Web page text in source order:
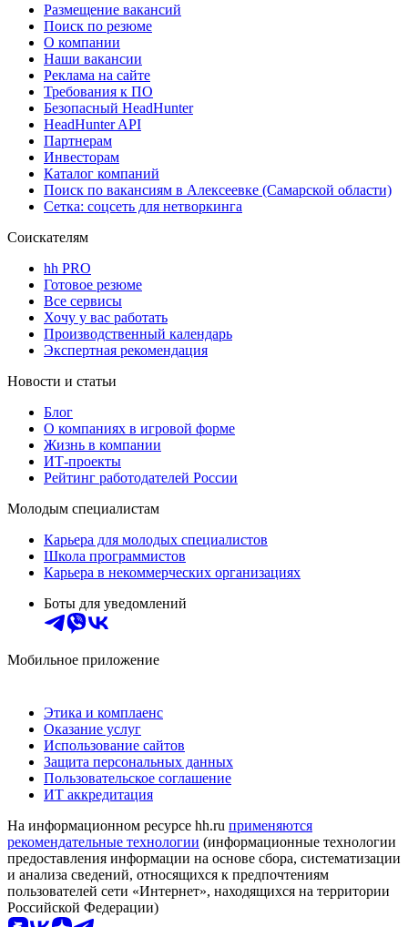
Размещение вакансий
Поиск по резюме
О компании
Наши вакансии
Реклама на сайте
Требования к ПО
Безопасный HeadHunter
HeadHunter API
Партнерам
Инвесторам
Каталог компаний
Поиск по вакансиям в Алексеевке (Самарской области)
Сетка: соцсеть для нетворкинга
Соискателям
hh PRO
Готовое резюме
Все сервисы
Хочу у вас работать
Производственный календарь
Экспертная рекомендация
Новости и статьи
Блог
О компаниях в игровой форме
Жизнь в компании
ИТ-проекты
Рейтинг работодателей России
Молодым специалистам
Карьера для молодых специалистов
Школа программистов
Карьера в некоммерческих организациях
Боты для уведомлений
Мобильное приложение
Этика и комплаенс
Оказание услуг
Использование сайтов
Защита персональных данных
Пользовательское соглашение
ИТ аккредитация
На информационном ресурсе hh.ru применяются
рекомендательные технологии (информационные технологии
предоставления информации на основе сбора, систематизации
и анализа сведений, относящихся к предпочтениям
пользователей сети «Интернет», находящихся на территории
Российской Федерации)